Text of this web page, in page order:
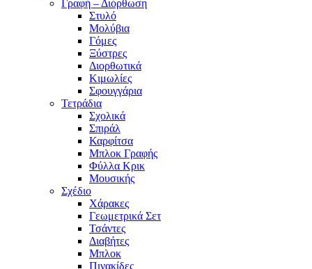
Γραφή – Διόρθωση
Στυλό
Μολύβια
Γόμες
Ξύστρες
Διορθωτικά
Κιμωλίες
Σφουγγάρια
Τετράδια
Σχολικά
Σπιράλ
Καρφίτσα
Μπλοκ Γραφής
Φύλλα Κρικ
Μουσικής
Σχέδιο
Χάρακες
Γεωμετρικά Σετ
Τσάντες
Διαβήτες
Μπλοκ
Πινακίδες